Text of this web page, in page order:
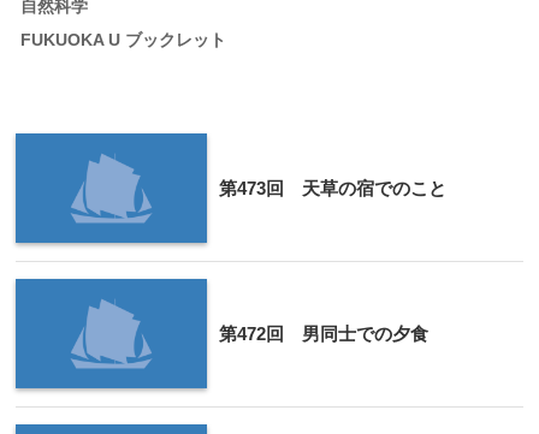
自然科学
FUKUOKA U ブックレット
第473回 天草の宿でのこと
第472回 男同士での夕食